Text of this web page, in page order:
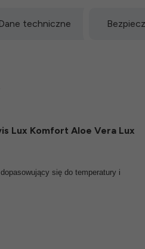
Dane techniczne
Lux Komfort Aloe Vera Lux
się do temperatury i